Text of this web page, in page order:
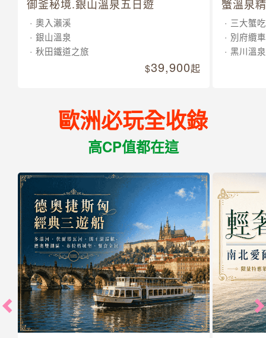
御釜秘境.銀山溫泉五日遊
奧入瀨溪
銀山溫泉
秋田鐵道之旅
39,900起
蟹溫泉
三大蟹
別府纜車
黑川溫泉
歐洲必玩全收錄
高CP值都在這